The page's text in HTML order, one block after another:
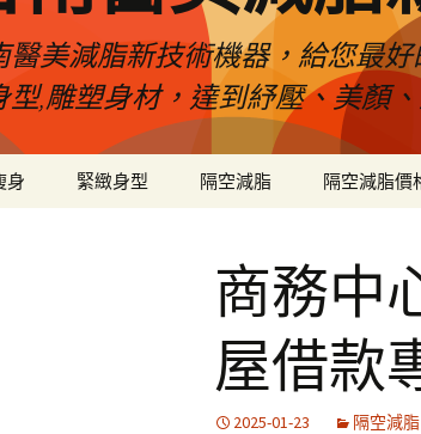
醫美減脂新技術機器，給您最
型,雕塑身材，達到紓壓、美顏
身 緊緻身型 隔空減脂 隔空減脂價
商務中
屋借款
2025-01-23 隔空減脂